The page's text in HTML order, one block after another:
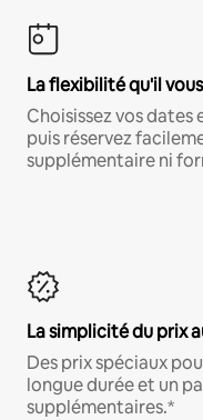
La flexibilité qu'il
Choisissez vos
puis réservez
supplémentaire ni
La simplicité du prix
Des prix spéciaux
longue durée et un
supplémentaires.*